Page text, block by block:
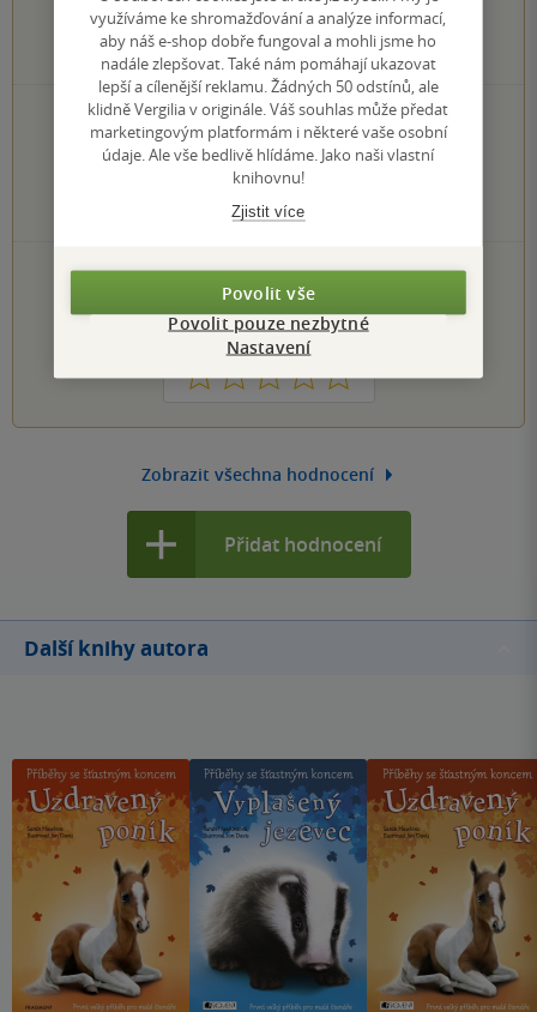
10 hodnocení čtenářů
7×
5 hvězdiček
0×
4 hvězdičky
3×
3 hvězdičky
1 hvezdička
PŘIDEJTE SVÉ HODNOCENÍ KNIHY
Hodnocení našich knihkupců: 0.0 z 5
1 2 3 4 5
Zobrazit všechna hodnocení
Přidat hodnocení
Další knihy autora
využíváme ke shromažďování a analýze informací,
aby náš e-shop dobře fungoval a mohli jsme ho
nadále zlepšovat. Také nám pomáhají ukazovat
lepší a cílenější reklamu. Žádných 50 odstínů, ale
klidně Vergilia v originále. Váš souhlas může předat
marketingovým platformám i některé vaše osobní
údaje. Ale vše bedlivě hlídáme. Jako naši vlastní
knihovnu!
Zjistit více
Povolit vše
Povolit pouze nezbytné
Nastavení